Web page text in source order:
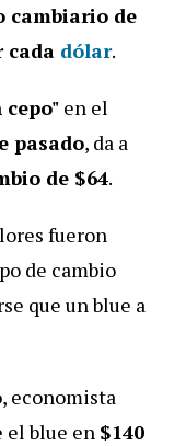
cambiario de
cada dólar.
cepo" en el
pasado, da a
de $64.
fueron
de cambio
que un blue a
, economista
el blue en $140